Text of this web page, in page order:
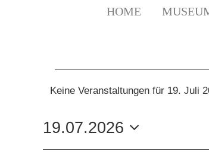
HOME
FÜR
19.
Keine Veranstaltungen für 19. Juli
19.07.2026
Datum